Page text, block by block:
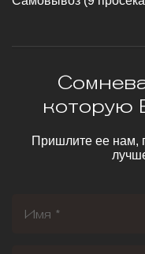
которую
Пришлите ее нам,